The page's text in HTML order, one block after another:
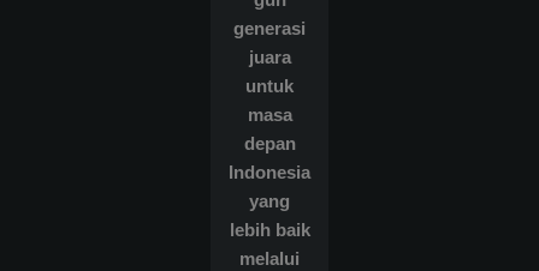
generasi
juara
untuk
masa
depan
Indonesia
yang
lebih baik
melalui